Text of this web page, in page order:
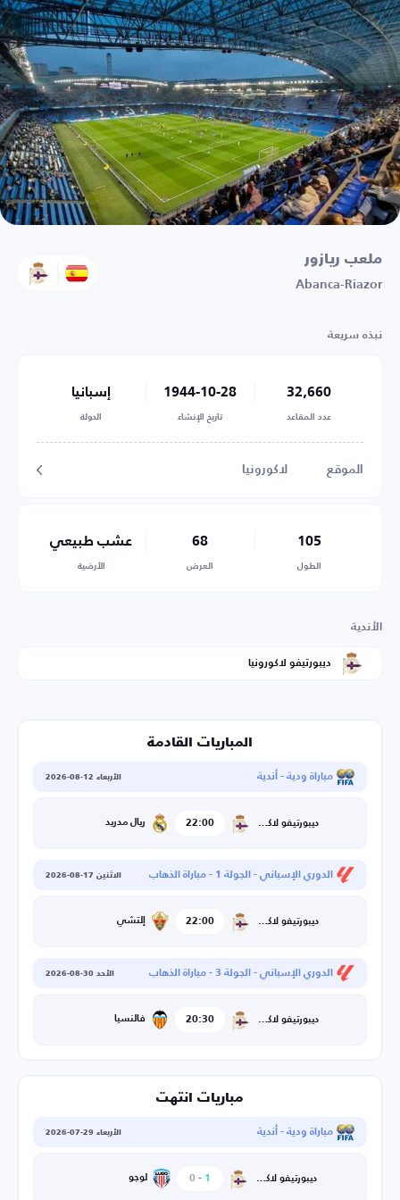
ملعب ريازور
Abanca-Riazor
نبذه سريعة
32,660
عدد المقاعد
1944-10-28
تاريخ الإنشاء
إسبانيا
الدولة
الموقع لاكورونيا
105
الطول
68
العرض
عشب طبيعي
الأرضية
الأندية
ديبورتيفو لاكورونيا
المباريات القادمة
مباراة ودية - أندية الأربعاء 12-08-2026
ديبورتيفو لاكورونيا 22:00 ريال مدريد
الدوري الإسباني - الجولة 1 - مباراة الذهاب الاثنين 17-08-2026
ديبورتيفو لاكورونيا 22:00 إلتشي
الدوري الإسباني - الجولة 3 - مباراة الذهاب الأحد 30-08-2026
ديبورتيفو لاكورونيا 20:30 فالنسيا
مباريات انتهت
مباراة ودية - أندية الأربعاء 29-07-2026
ديبورتيفو لاكورونيا 1
-
0 لوجو